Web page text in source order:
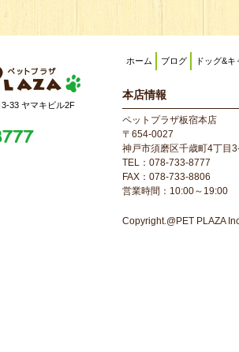
33 ヤマキビル2F
ホーム ブログ ドッグ&キ
本店情報
ペットプラザ板宿本店
〒654-0027
神戸市須磨区千歳町4丁目
TEL：078-733-8777
FAX：078-733-8806
営業時間：10:00～19:00
Copyright.@PET PLAZA